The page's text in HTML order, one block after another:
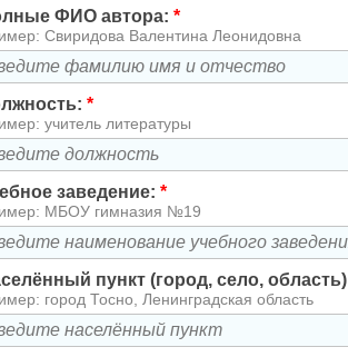
ФИО автора: *
Свиридова Валентина Леонидовна
*
учитель литературы
заведение: *
МБОУ гимназия №19
пункт (город, село,
город Тосно, Ленинградская область